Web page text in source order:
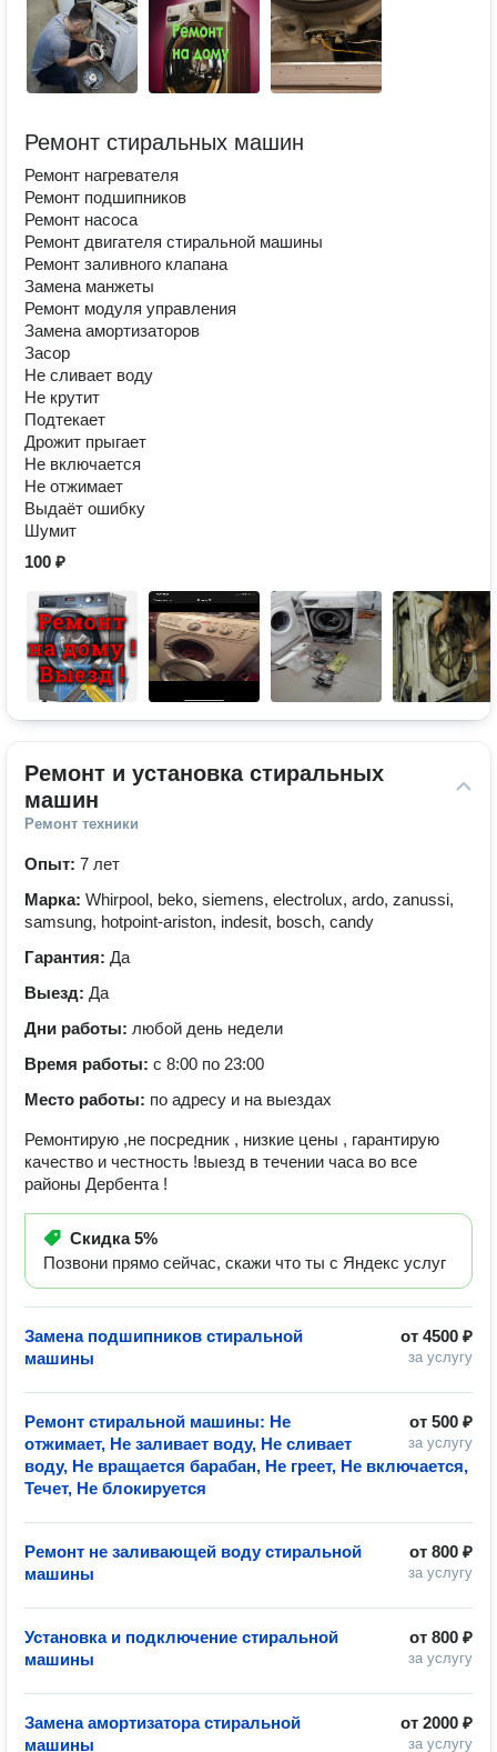
Ремонт стиральных машин
Ремонт нагревателя
Ремонт подшипников
Ремонт насоса
Ремонт двигателя стиральной машины
Ремонт заливного клапана
Замена манжеты
Ремонт модуля управления
Замена амортизаторов
Засор
Не сливает воду
Не крутит
Подтекает
Дрожит прыгает
Не включается
Не отжимает
Выдаёт ошибку
Шумит
100 ₽
Ремонт и установка стиральных
машин
Ремонт техники
Опыт: 7 лет
Марка: Whirpool, beko, siemens, electrolux, ardo, zanussi,
samsung, hotpoint-ariston, indesit, bosch, candy
Гарантия: Да
Выезд: Да
Дни работы: любой день недели
Время работы: с 8:00 по 23:00
Место работы: по адресу и на выездах
Ремонтирую ,не посредник , низкие цены , гарантирую
качество и честность !выезд в течении часа во все
районы Дербента !
Скидка5%
Позвони прямо сейчас, скажи что ты с Яндекс услуг
от 4500 ₽
за услугу
Замена подшипников стиральной
машины
от 500 ₽
за услугу
Ремонт стиральной машины: Не
отжимает, Не заливает воду, Не сливает
воду, Не вращается барабан, Не греет, Не включается,
Течет, Не блокируется
от 800 ₽
за услугу
Ремонт не заливающей воду стиральной
машины
от 800 ₽
за услугу
Установка и подключение стиральной
машины
от 2000 ₽
за услугу
Замена амортизатора стиральной
машины